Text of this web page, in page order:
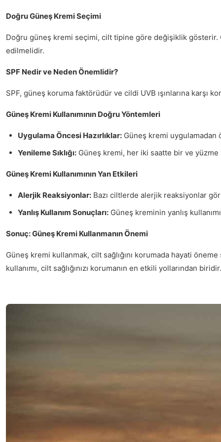
Doğru Güneş Kremi Seçimi
Doğru güneş kremi seçimi, cilt tipine göre değişiklik
edilmelidir.
SPF Nedir ve Neden Önemlidir?
SPF, güneş koruma faktörüdür ve cildi UVB ışınlarına karşı
Güneş Kremi Kullanımının Doğru Yöntemleri
Uygulama Öncesi Hazırlıklar: Güneş kremi
Yenileme Sıklığı: Güneş kremi, her iki saatte bir ve yüzme
Güneş Kremi Kullanımının Yan Etkileri
Alerjik Reaksiyonlar: Bazı ciltlerde alerjik reaksiyonlar
Yanlış Kullanım Sonuçları: Güneş kreminin yanlış
Sonuç: Güneş Kremi Kullanmanın Önemi
Güneş kremi kullanmak, cilt sağlığını korumada hayati
kullanımı, cilt sağlığınızı korumanın en etkili yollarından biridir.